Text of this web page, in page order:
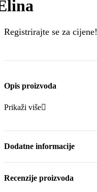
Registrirajte se za cijene!
Opis proizvoda
Prikaži više
Dodatne informacije
Recenzije proizvoda